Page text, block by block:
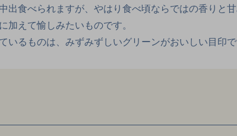
出食べられますが、やはり食べ頃ならではの香りと甘
加えて愉しみたいものです。
いるものは、みずみずしいグリーンがおいしい目印で